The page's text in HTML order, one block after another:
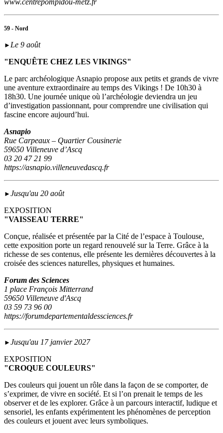
www.centrepompidou-metz.fr
59 - Nord
► Le 9 août
"ENQUÊTE CHEZ LES VIKINGS"
Le parc archéologique Asnapio propose aux petits et grands de vivre
une aventure extraordinaire au temps des Vikings ! De 10h30 à
18h30. Une journée unique où l’archéologie deviendra un jeu
d’investigation passionnant, pour comprendre une civilisation qui
fascine encore aujourd’hui.
Asnapio
Rue Carpeaux – Quartier Cousinerie
59650 Villeneuve d’Ascq
03 20 47 21 99
https://asnapio.villeneuvedascq.fr
► Jusqu'au 20 août
EXPOSITION
"VAISSEAU TERRE"
Conçue, réalisée et présentée par la Cité de l’espace à Toulouse,
cette exposition porte un regard renouvelé sur la Terre. Grâce à la
richesse de ses contenus, elle présente les dernières découvertes à la
croisée des sciences naturelles, physiques et humaines.
Forum des Sciences
1 place François Mitterrand
59650 Villeneuve d'Ascq
03 59 73 96 00
https://forumdepartementaldessciences.fr
► Jusqu'au 17 janvier 2027
EXPOSITION
"CROQUE COULEURS"
Des couleurs qui jouent un rôle dans la façon de se comporter, de
s’exprimer, de vivre en société. Et si l’on prenait le temps de les
observer et de les explorer. Grâce à un parcours interactif, ludique et
sensoriel, les enfants expérimentent les phénomènes de perception
des couleurs et jouent avec leurs symboliques.